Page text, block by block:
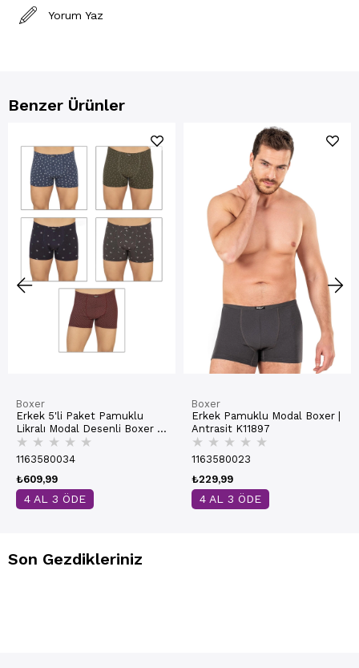
Yorum Yaz
Benzer Ürünler
Boxer
Erkek 5'li Paket Pamuklu
Likralı Modal Desenli Boxer |
11113
★ ★ ★ ★ ★
1163580034
₺609,99
4 AL 3 ÖDE
Boxer
Erkek Pamuklu Modal Boxer |
Antrasit K11897
★ ★ ★ ★ ★
1163580023
₺229,99
4 AL 3 ÖDE
Son Gezdikleriniz